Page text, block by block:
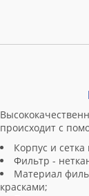
происходит с
Корпус и
Фильтр -
Материал
красками;